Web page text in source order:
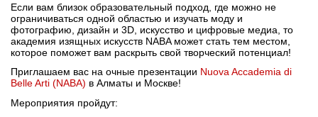
Если вам близок образовательный подход, где можно не
ограничиваться одной областью и изучать моду и
фотографию, дизайн и 3D, искусство и цифровые медиа, то
академия изящных искусств NABA может стать тем местом,
которое поможет вам раскрыть свой творческий потенциал!
Приглашаем вас на очные презентации Nuova Accademia di
Belle Arti (NABA) в Алматы и Москве!
Мероприятия пройдут: